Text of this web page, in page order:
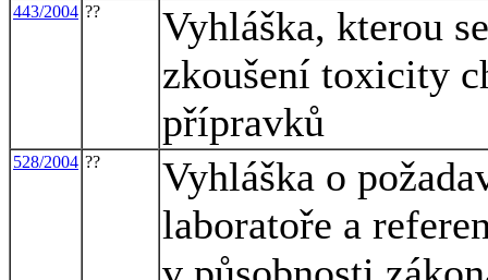
443/2004 ??
Vyhláška, kterou
zkoušení toxicity
přípravků
528/2004 ??
Vyhláška o
laboratoře a